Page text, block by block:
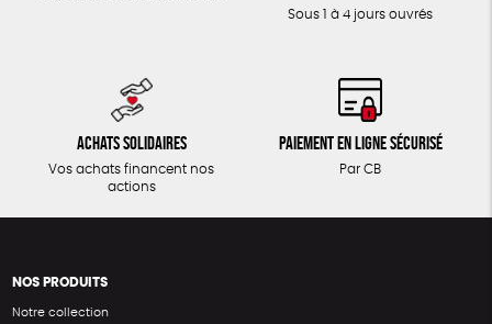
Sous 1 à 4 jours ouvrés
Achats solidaires
Vos achats financent nos
actions
Paiement en ligne sécurisé
Par CB
NOS PRODUITS
Notre collection